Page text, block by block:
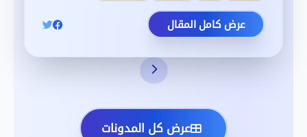
عرض كامل المقال
عرض كل المدونات